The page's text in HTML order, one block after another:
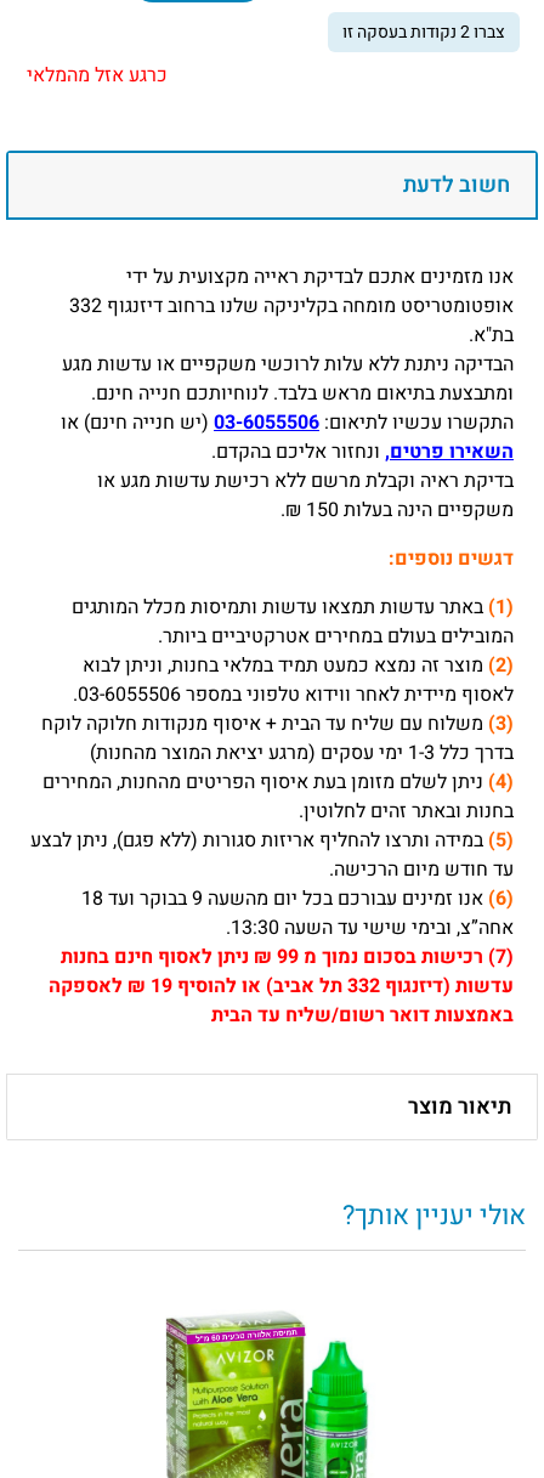
של
תמיסת
חמצן)
אאוספט
פלוס
מ"ל
Aosept
Plus
90ml
צברו2נקודות בעסקה זו
כרגע אזל מהמלאי
חשוב לדעת
אנו מזמינים אתכם לבדיקת ראייה מקצועית על ידי
אופטומטריסט מומחה בקליניקה שלנו ברחוב דיזנגוף 332
בת"א.
הבדיקה ניתנת ללא עלות לרוכשי משקפיים או עדשות מגע
ומתבצעת בתיאום מראש בלבד. לנוחיותכם חנייה חינם.
התקשרו עכשיו לתיאום: 03-6055506 (יש חנייה חינם) או
השאירו פרטים, ונחזור אליכם בהקדם.
בדיקת ראיה וקבלת מרשם ללא רכישת עדשות מגע או
משקפיים הינה בעלות 150 ₪.
דגשים נוספים:
(1)
באתר עדשות תמצאו עדשות ותמיסות מכלל המותגים
המובילים בעולם במחירים אטרקטיביים ביותר.
(2)
מוצר זה נמצא כמעט תמיד במלאי בחנות, וניתן לבוא
לאסוף מיידית לאחר ווידוא טלפוני במספר 03-6055506.
(3)
משלוח עם שליח עד הבית + איסוף מנקודות חלוקה לוקח
בדרך כלל 1-3 ימי עסקים (מרגע יציאת המוצר מהחנות)
(4)
ניתן לשלם מזומן בעת איסוף הפריטים מהחנות, המחירים
בחנות ובאתר זהים לחלוטין.
(5)
במידה ותרצו להחליף אריזות סגורות (ללא פגם), ניתן לבצע
עד חודש מיום הרכישה.
(6)
אנו זמינים עבורכם בכל יום מהשעה 9 בבוקר ועד 18
אחה”צ, ובימי שישי עד השעה 13:30.
(7)
רכישות בסכום נמוך מ 99 ₪ ניתן לאסוף חינם בחנות
עדשות (דיזנגוף 332 תל אביב) או להוסיף 19 ₪ לאספקה
באמצעות דואר רשום/שליח עד הבית
תיאור מוצר
אולי יעניין אותך?